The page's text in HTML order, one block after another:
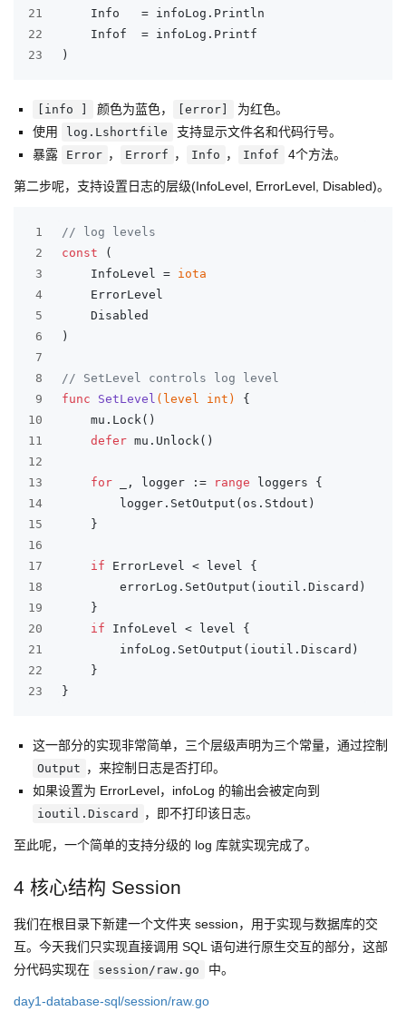
21
22
23
	Info   = infoLog.Println
	Infof  = infoLog.Printf
)
[info ] 颜色为蓝色， [error]
为红色。
使用
log.Lshortfile
支持显示文件名和代码行号。
暴露
Error ， Errorf ， Info ， Infof 4个方法。
第二步呢，支持设置日志的层级(InfoLevel, ErrorLevel, Disabled)。
1
2
3
4
5
6
7
8
9
10
11
12
13
14
15
16
17
18
19
20
21
22
23
// log levels
const (
	InfoLevel =
iota
	ErrorLevel
	Disabled
)
// SetLevel controls log level
func
SetLevel (level int )
{
	mu.Lock()
defer mu.Unlock()
for _, logger := range loggers {
		logger.SetOutput(os.Stdout)
	}
if ErrorLevel < level {
		errorLog.SetOutput(ioutil.Discard)
	}
if InfoLevel < level {
		infoLog.SetOutput(ioutil.Discard)
	}
}
这一部分的实现非常简单，三个层级声明为三个常量，通过控制
Output ，来控制日志是否打印。
如果设置为 ErrorLevel，infoLog 的输出会被定向到
ioutil.Discard ，即不打印该日志。
至此呢，一个简单的支持分级的 log 库就实现完成了。
4 核心结构 Session
我们在根目录下新建一个文件夹 session，用于实现与数据库的交
互。今天我们只实现直接调用 SQL 语句进行原生交互的部分，这部
分代码实现在
session/raw.go 中。
day1-database-sql/session/raw.go